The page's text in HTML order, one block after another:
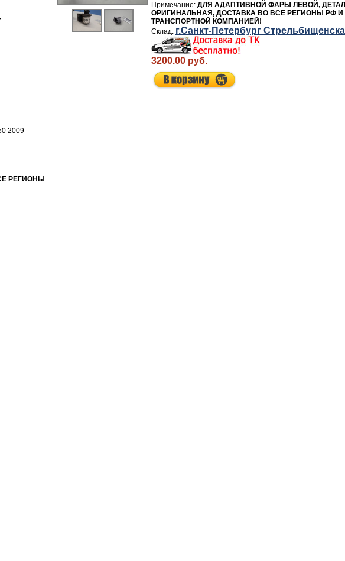
ДЛЯ АДАПТИВНОЙ ФАРЫ ЛЕВОЙ,
ОРИГИНАЛЬНАЯ, ДОСТАВКА ВО ВСЕ РЕГИОНЫ РФ И
ТРАНСПОРТНОЙ КОМПАНИЕЙ!
г.Санкт-Петербург
3200.00 руб.
2009-
РЕГИОНЫ